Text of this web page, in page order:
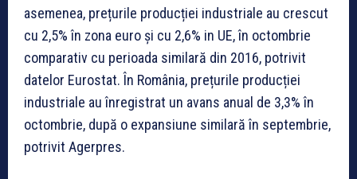
asemenea, prețurile producției industriale au crescut
cu 2,5% în zona euro și cu 2,6% in UE, în octombrie
comparativ cu perioada similară din 2016, potrivit
datelor Eurostat. În România, prețurile producției
industriale au înregistrat un avans anual de 3,3% în
octombrie, după o expansiune similară în septembrie,
potrivit Agerpres.